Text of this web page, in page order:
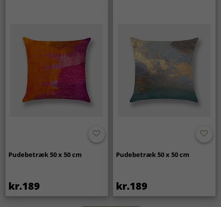
Pudebetræk 50 x 50 cm
kr.189
Pudebetræk 50 x 50 cm
kr.189